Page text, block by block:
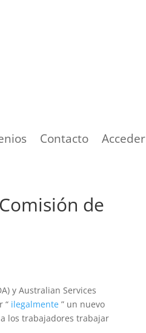
Contacto Acceder
de
y Australian Services
“ ilegalmente ” un nuevo
los trabajadores trabajar